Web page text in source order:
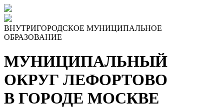
Skip
to
the
content
ВНУТРИГОРОДСКОЕ МУНИЦИПАЛЬНОЕ
ОБРАЗОВАНИЕ
МУНИЦИПАЛЬНЫЙ
ОКРУГ ЛЕФОРТОВО
В ГОРОДЕ МОСКВЕ